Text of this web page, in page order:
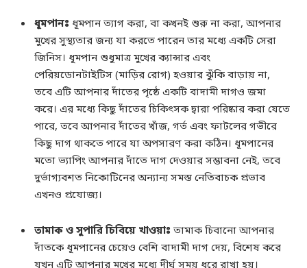
ধূমপানঃ ধূমপান ত্যাগ করা, বা কখনই শুরু না করা, আপনার
মুখের সুস্থ্যতার জন্য যা করতে পারেন তার মধ্যে একটি সেরা
জিনিস। ধূমপান শুধুমাত্র মুখের ক্যান্সার এবং
পেরিয়ডোনটাইটিস (মাড়ির রোগ) হওয়ার ঝুঁকি বাড়ায় না,
তবে এটি আপনার দাঁতের পৃষ্ঠে একটি বাদামী দাগও জমা
করে। এর মধ্যে কিছু দাঁতের চিকিৎসক দ্বারা পরিষ্কার করা যেতে
পারে, তবে আপনার দাঁতের খাঁজ, গর্ত এবং ফাটলের গভীরে
কিছু দাগ থাকতে পারে যা অপসারণ করা কঠিন। ধূমপানের
মতো ভ্যাপিং আপনার দাঁতে দাগ দেওয়ার সম্ভাবনা নেই, তবে
দুর্ভাগ্যবশত নিকোটিনের অন্যান্য সমস্ত নেতিবাচক প্রভাব
এখনও প্রযোজ্য।
তামাক ও সুপারি চিবিয়ে খাওয়াঃ তামাক চিবানো আপনার
দাঁতকে ধূমপানের চেয়েও বেশি বাদামী দাগ দেয়, বিশেষ করে